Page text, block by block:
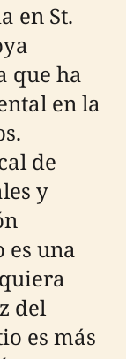
en St.
que ha
en la
de
y
una
del
es más